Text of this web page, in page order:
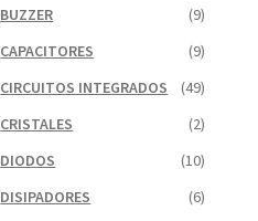
BUZZER
(9)
CAPACITORES
(9)
CIRCUITOS INTEGRADOS
(49)
CRISTALES
(2)
DIODOS
(10)
DISIPADORES
(6)